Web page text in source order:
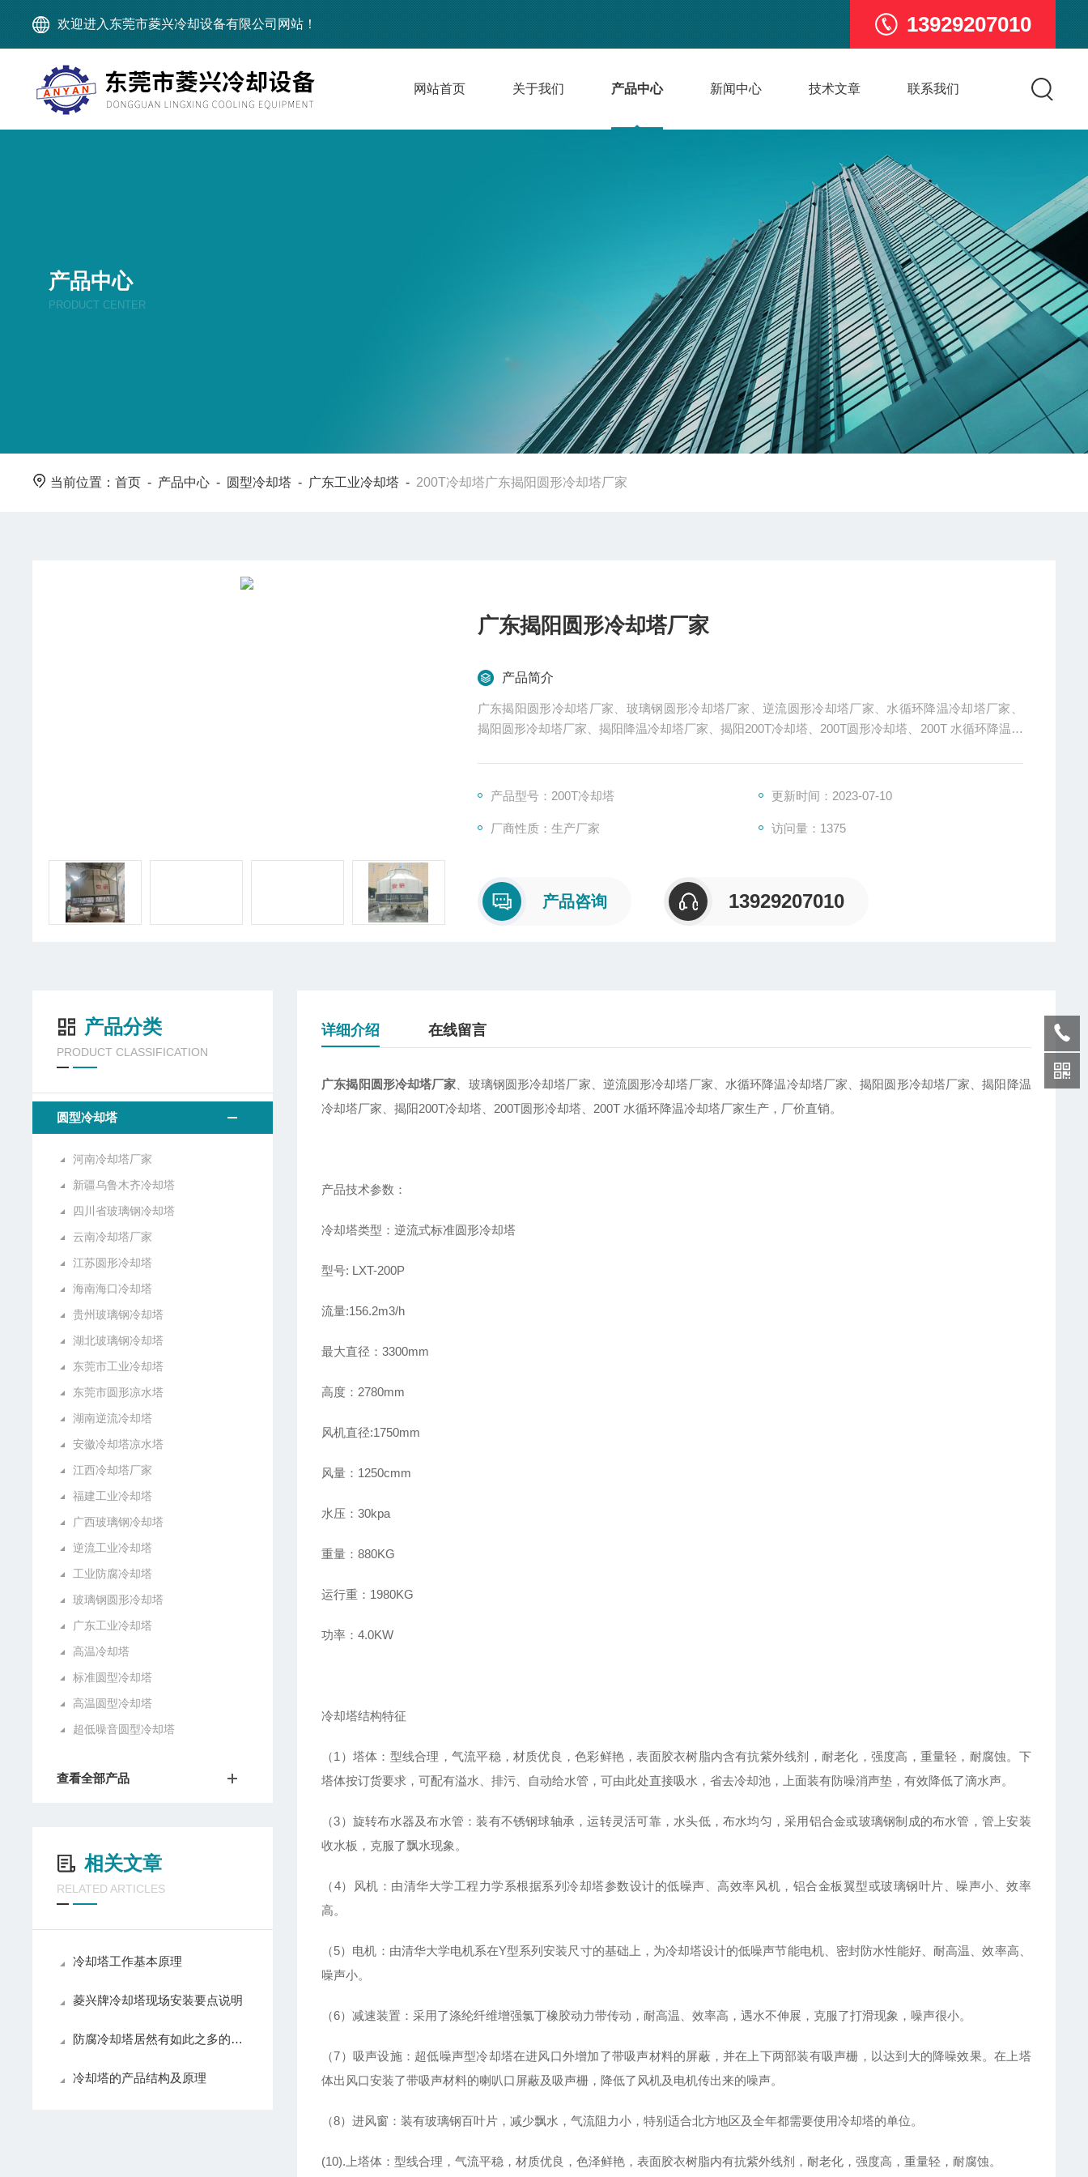
欢迎进入东莞市菱兴冷却设备有限公司网站！ 13929207010
网站首页 关于我们 产品中心 新闻中心 技术文章 联系我们
产品中心
PRODUCT CENTER
当前位置：首页 - 产品中心 - 圆型冷却塔 - 广东工业冷却塔 - 200T冷却塔广东揭阳圆形冷却塔厂家
广东揭阳圆形冷却塔厂家
产品简介
广东揭阳圆形冷却塔厂家、玻璃钢圆形冷却塔厂家、逆流圆形冷却塔厂家、水循环降温冷却塔厂家、
揭阳圆形冷却塔厂家、揭阳降温冷却塔厂家、揭阳200T冷却塔、200T圆形冷却塔、200T 水循环降温冷
产品型号：200T冷却塔 更新时间：2023-07-10
厂商性质：生产厂家 访问量：1375
产品咨询 13929207010
产品分类
PRODUCT CLASSIFICATION
圆型冷却塔
河南冷却塔厂家
新疆乌鲁木齐冷却塔
四川省玻璃钢冷却塔
云南冷却塔厂家
江苏圆形冷却塔
海南海口冷却塔
贵州玻璃钢冷却塔
湖北玻璃钢冷却塔
东莞市工业冷却塔
东莞市圆形凉水塔
湖南逆流冷却塔
安徽冷却塔凉水塔
江西冷却塔厂家
福建工业冷却塔
广西玻璃钢冷却塔
逆流工业冷却塔
工业防腐冷却塔
玻璃钢圆形冷却塔
广东工业冷却塔
高温冷却塔
标准圆型冷却塔
高温圆型冷却塔
超低噪音圆型冷却塔
查看全部产品
相关文章
RELATED ARTICLES
冷却塔工作基本原理
菱兴牌冷却塔现场安装要点说明
防腐冷却塔居然有如此之多的功能
冷却塔的产品结构及原理
详细介绍 在线留言
广东揭阳圆形冷却塔厂家 、玻璃钢圆形冷却塔厂家、逆流圆形冷却塔厂家、水循环降温冷却塔厂家、揭阳圆形冷却塔厂家、揭阳降温
冷却塔厂家、揭阳200T冷却塔、200T圆形冷却塔、200T 水循环降温冷却塔厂家生产，厂价直销。
产品技术参数：
冷却塔类型：逆流式标准圆形冷却塔
型号: LXT-200P
流量:156.2m3/h
最大直径：3300mm
高度：2780mm
风机直径:1750mm
风量：1250cmm
水压：30kpa
重量：880KG
运行重：1980KG
功率：4.0KW
冷却塔结构特征
（1）塔体：型线合理，气流平稳，材质优良，色彩鲜艳，表面胶衣树脂内含有抗紫外线剂，耐老化，强度高，重量轻，耐腐蚀。下
塔体按订货要求，可配有溢水、排污、自动给水管，可由此处直接吸水，省去冷却池，上面装有防噪消声垫，有效降低了滴水声。
（3）旋转布水器及布水管：装有不锈钢球轴承，运转灵活可靠，水头低，布水均匀，采用铝合金或玻璃钢制成的布水管，管上安装
收水板，克服了飘水现象。
（4）风机：由清华大学工程力学系根据系列冷却塔参数设计的低噪声、高效率风机，铝合金板翼型或玻璃钢叶片、噪声小、效率
高。
（5）电机：由清华大学电机系在Y型系列安装尺寸的基础上，为冷却塔设计的低噪声节能电机、密封防水性能好、耐高温、效率高、
噪声小。
（6）减速装置：采用了涤纶纤维增强氯丁橡胶动力带传动，耐高温、效率高，遇水不伸展，克服了打滑现象，噪声很小。
（7）吸声设施：超低噪声型冷却塔在进风口外增加了带吸声材料的屏蔽，并在上下两部装有吸声栅，以达到大的降噪效果。在上塔
体出风口安装了带吸声材料的喇叭口屏蔽及吸声栅，降低了风机及电机传出来的噪声。
（8）进风窗：装有玻璃钢百叶片，减少飘水，气流阻力小，特别适合北方地区及全年都需要使用冷却塔的单位。
(10).上塔体：型线合理，气流平稳，材质优良，色泽鲜艳，表面胶衣树脂内有抗紫外线剂，耐老化，强度高，重量轻，耐腐蚀。